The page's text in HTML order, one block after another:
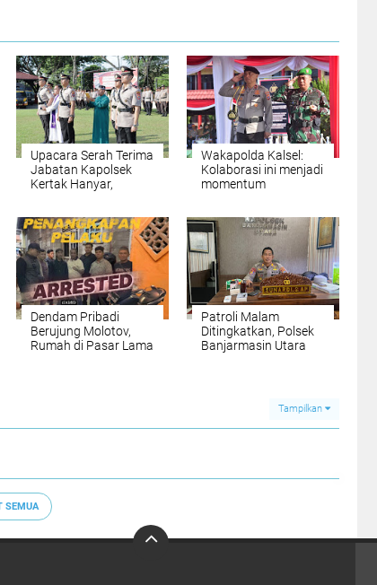
Upacara Serah Terima
Jabatan Kapolsek
Kertak Hanyar,
Martapura Timur.
Wakapolda Kalsel:
Kolaborasi ini menjadi
momentum
Dendam Pribadi
Berujung Molotov,
Rumah di Pasar Lama
Patroli Malam
Ditingkatkan, Polsek
Banjarmasin Utara
Tampilkan
SEMUA